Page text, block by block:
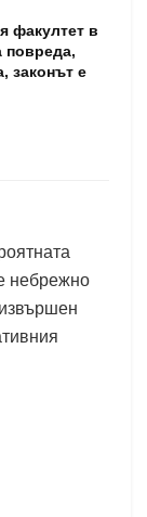
факултет в
повреда,
законът е
небрежно